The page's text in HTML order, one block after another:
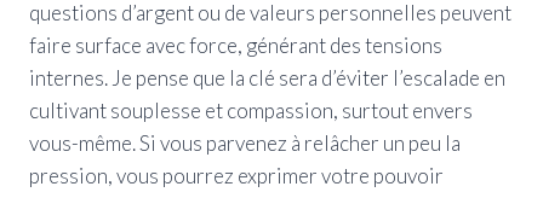
questions d’argent ou de valeurs personnelles peuvent
faire surface avec force, générant des tensions
internes. Je pense que la clé sera d’éviter l’escalade en
cultivant souplesse et compassion, surtout envers
vous-même. Si vous parvenez à relâcher un peu la
pression, vous pourrez exprimer votre pouvoir